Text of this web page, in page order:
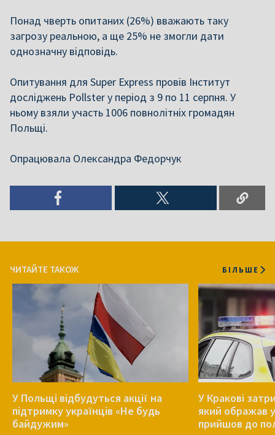
Понад чверть опитаних (26%) вважають таку
загрозу реальною, а ще 25% не змогли дати
однозначну відповідь.
Опитування для Super Express провів Інститут
досліджень Pollster у період з 9 по 11 серпня. У
ньому взяли участь 1006 повнолітніх громадян
Польщі.
Опрацювала Олександра Федорчук
ЧИТАЙТЕ ТАКОЖ БІЛЬШЕ
У Польщі відбудуться акції на
підтримку українців «Не будь
байдужим»
У Кракові
який ображав
прийшов до